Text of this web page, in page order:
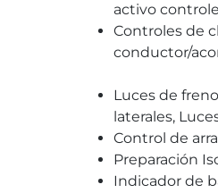
activo
Controles de
conductor/
Luces de
laterales,
Control de
Preparación
Indicador de